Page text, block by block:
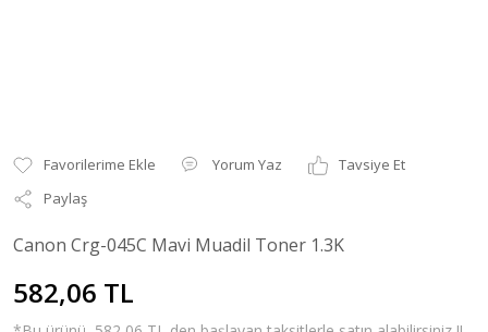
Yorum Yaz
Tavsiye Et
Paylaş
Canon Crg-045C Mavi Muadil Toner 1.3K
582,06 TL